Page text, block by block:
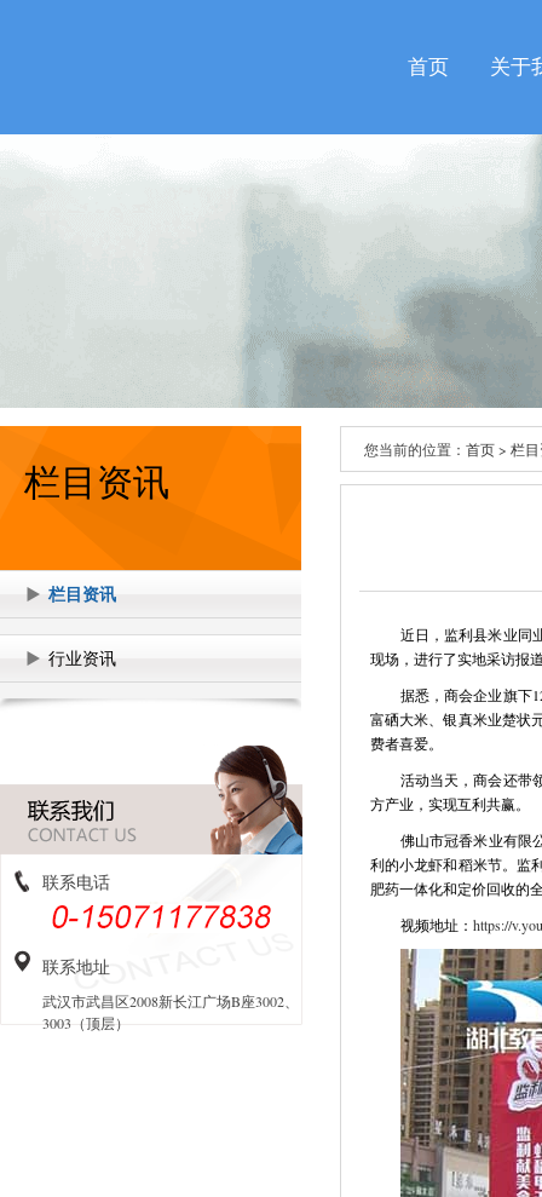
首页 关于
栏目资讯
栏目资讯
行业资讯
联系电话
联系地址
武汉市武昌区2008新长江广场B座3002、
3003（顶层）
您当前的位置： 首页> 栏
近日，监利县米业同
现场，进行了实地采访报
据悉，商会企业旗下
富硒大米、银真米业楚状
费者喜爱。
活动当天，商会还带
方产业，实现互利共赢。
佛山市冠香米业有限
利的小龙虾和稻米节。监
肥药一体化和定价回收的
视频地址： https://